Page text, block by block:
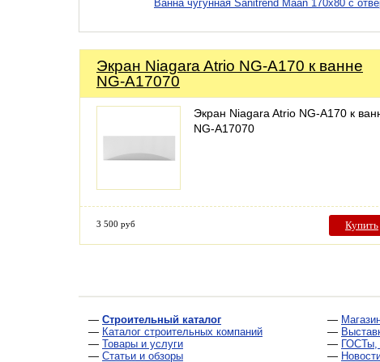
Ванна чугунная Sanitrend Maan 170х80 с
Экран Niagara Atrio NG-A170 к ванне
NG-A17070
Экран Niagara Atrio NG-A170 к
NG-A17070
3 500 руб Купить
— Строительный каталог
— Каталог строительных компаний
— Товары и услуги
— Статьи и обзоры
—
—
—
—